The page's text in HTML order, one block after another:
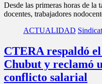
Desde las primeras horas de la
docentes, trabajadores
ACTUALIDAD
CTERA respaldó
Chubut y reclamó
conflicto salarial